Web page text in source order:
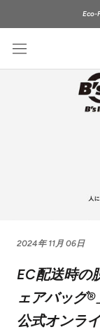
し
Eco-
2024年 11月 06日
EC配送時の
ェアバッグ
公式オンラ